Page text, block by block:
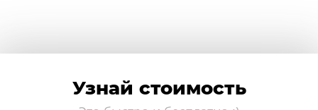
Узнай стоимость